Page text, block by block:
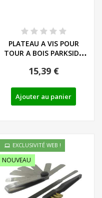
PLATEAU A VIS POUR
TOUR A BOIS PARKSIDE
15,39 €
Ajouter au panier
EXCLUSIVITÉ WEB !
NOUVEAU